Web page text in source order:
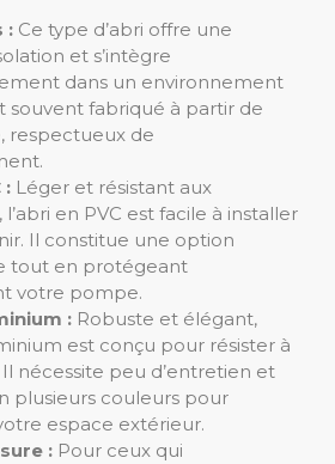
: Ce type d’abri offre une
et s’intègre
dans un environnement
souvent fabriqué à partir de
respectueux de
: Léger et résistant aux
en PVC est facile à installer
Il constitue une option
tout en protégeant
votre pompe.
: Robuste et élégant,
est conçu pour résister à
Il nécessite peu d’entretien et
plusieurs couleurs pour
espace extérieur.
: Pour ceux qui